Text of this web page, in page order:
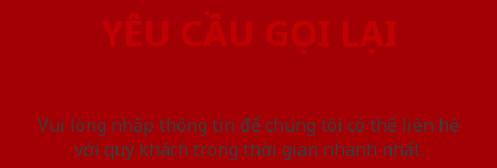
YÊU CẦU GỌI LẠI
Vui lòng nhập thông tin để chúng tôi có thể liên hệ
với quý khách trong thời gian nhanh nhất.